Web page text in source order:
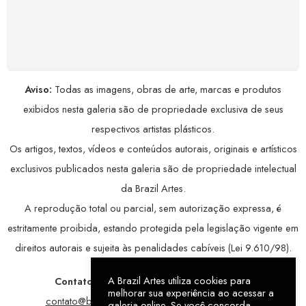
Aviso: Todas as imagens, obras de arte, marcas e produtos
exibidos nesta galeria são de propriedade exclusiva de seus
respectivos artistas plásticos.
Os artigos, textos, vídeos e conteúdos autorais, originais e artísticos
exclusivos publicados nesta galeria são de propriedade intelectual
da Brazil Artes.
A reprodução total ou parcial, sem autorização expressa, é
estritamente proibida, estando protegida pela legislação vigente em
direitos autorais e sujeita às penalidades cabíveis (Lei 9.610/98).
Contatos: WhatsApp:79 9998-1221/ E-mail:
contato@brazilartes.com/ Instagram:@brazilartes
A Brazil Artes utiliza cookies para
melhorar sua experiência ao acessar a